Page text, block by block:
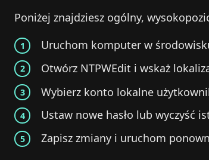
Poniżej znajdziesz ogólny,
Uruchom komputer w
Otwórz NTPWEdit i wskaż
Wybierz konto lokalne
Ustaw nowe hasło lub wyczyść
Zapisz zmiany i uruchom